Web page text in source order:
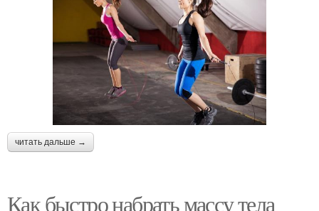
читать дальше →
Как быстро набрать массу тела